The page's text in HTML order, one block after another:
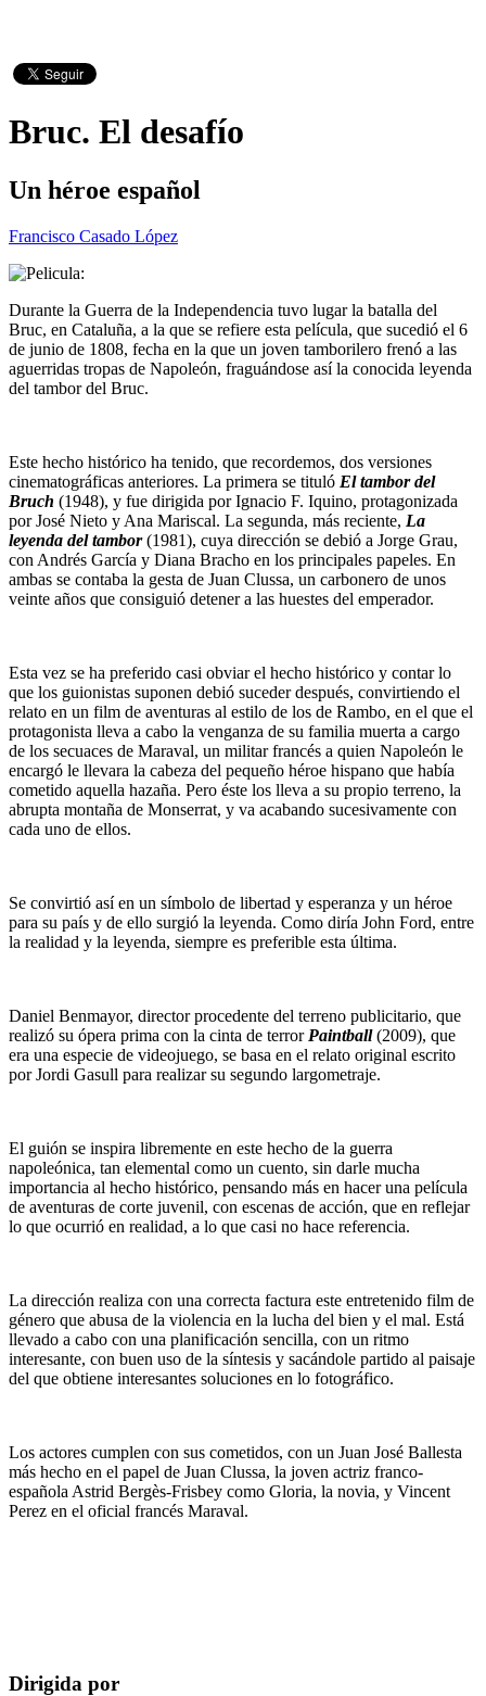
Bruc. El desafío
Un héroe español
Francisco Casado López
Durante la Guerra de la Independencia tuvo lugar la batalla del
Bruc, en Cataluña, a la que se refiere esta película, que sucedió el 6
de junio de 1808, fecha en la que un joven tamborilero frenó a las
aguerridas tropas de Napoleón, fraguándose así la conocida leyenda
del tambor del Bruc.
Este hecho histórico ha tenido, que recordemos, dos versiones
cinematográficas anteriores. La primera se tituló El tambor del
Bruch (1948), y fue dirigida por Ignacio F. Iquino, protagonizada
por José Nieto y Ana Mariscal. La segunda, más reciente, La
leyenda del tambor(1981), cuya dirección se debió a Jorge Grau,
con Andrés García y Diana Bracho en los principales papeles. En
ambas se contaba la gesta de Juan Clussa, un carbonero de unos
veinte años que consiguió detener a las huestes del emperador.
Esta vez se ha preferido casi obviar el hecho histórico y contar lo
que los guionistas suponen debió suceder después, convirtiendo el
relato en un film de aventuras al estilo de los de Rambo, en el que el
protagonista lleva a cabo la venganza de su familia muerta a cargo
de los secuaces de Maraval, un militar francés a quien Napoleón le
encargó le llevara la cabeza del pequeño héroe hispano que había
cometido aquella hazaña. Pero éste los lleva a su propio terreno, la
abrupta montaña de Monserrat, y va acabando sucesivamente con
cada uno de ellos.
Se convirtió así en un símbolo de libertad y esperanza y un héroe
para su país y de ello surgió la leyenda. Como diría John Ford, entre
la realidad y la leyenda, siempre es preferible esta última.
Daniel Benmayor, director procedente del terreno publicitario, que
realizó su ópera prima con la cinta de terror Paintball(2009), que
era una especie de videojuego, se basa en el relato original escrito
por Jordi Gasull para realizar su segundo largometraje.
El guión se inspira libremente en este hecho de la guerra
napoleónica, tan elemental como un cuento, sin darle mucha
importancia al hecho histórico, pensando más en hacer una película
de aventuras de corte juvenil, con escenas de acción, que en reflejar
lo que ocurrió en realidad, a lo que casi no hace referencia.
La dirección realiza con una correcta factura este entretenido film de
género que abusa de la violencia en la lucha del bien y el mal. Está
llevado a cabo con una planificación sencilla, con un ritmo
interesante, con buen uso de la síntesis y sacándole partido al paisaje
del que obtiene interesantes soluciones en lo fotográfico.
Los actores cumplen con sus cometidos, con un Juan José Ballesta
más hecho en el papel de Juan Clussa, la joven actriz franco-
española Astrid Bergès-Frisbey como Gloria, la novia, y Vincent
Perez en el oficial francés Maraval.
Dirigida por